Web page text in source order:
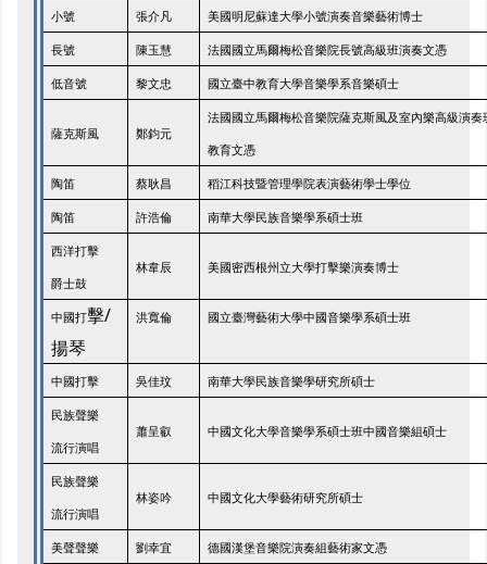
小號 張介凡 美國明尼蘇達大學小號演奏音樂藝術博士
長號 陳玉慧 法國國立馬爾梅松音樂院長號高級班演奏文憑
低音號 黎文忠 國立臺中教育大學音樂學系音樂碩士
薩克斯風 鄭鈞元
法國國立馬爾梅松音樂院薩克斯風及室內樂高級演
教育文憑
陶笛 蔡耿昌 稻江科技暨管理學院表演藝術學士學位
陶笛 許浩倫 南華大學民族音樂學系碩士班
西洋打擊
爵士鼓
林韋辰 美國密西根州立大學打擊樂演奏博士
中國打擊/
揚琴
洪寬倫 國立臺灣藝術大學中國音樂學系碩士班
中國打擊 吳佳玟 南華大學民族音樂學研究所碩士
民族聲樂
流行演唱
蕭呈叡 中國文化大學音樂學系碩士班中國音樂組碩士
民族聲樂
流行演唱
林姿吟 中國文化大學藝術研究所碩士
美聲聲樂 劉幸宜 德國漢堡音樂院演奏組藝術家文憑